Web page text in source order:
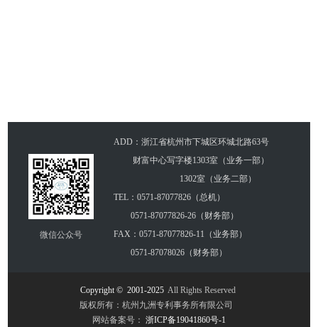
微信公众号
ADD：浙江省杭州市下城区环城北路63号
财富中心写字楼1303室（业务一部）
1302室（业务二部）
TEL：0571-87077826 （总机）
0571-87077826-26 （财务部）
FAX：0571-87077826-11（业务部）
0571-87078026（财务部）
Copyright © 2001-2025 All Rights Reserved
版权所有：杭州九洲专利事务所有限公司
网站备案号： 浙ICP备19041860号-1